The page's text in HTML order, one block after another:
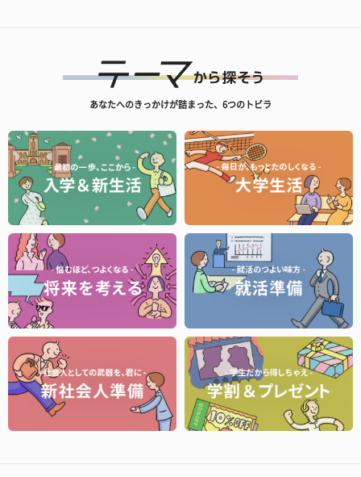
あなたへのきっかけが詰まった、6つのトビラ